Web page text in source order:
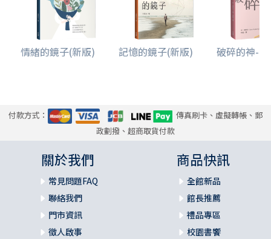
情緒的鏡子(新版) 記憶的鏡子(新版) 破碎的神--
付款方式：
傳真刷卡、虛擬轉帳、郵
政劃撥、超商取貨付款
關於我們
常見問題FAQ
聯絡我們
門市資訊
徵人啟事
商品快訊
全館新品
館長推薦
禮品專區
校園書饗